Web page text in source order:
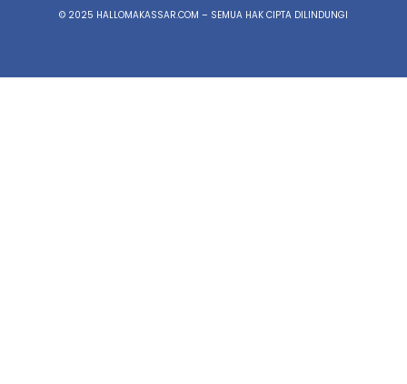
© 2025 HALLOMAKASSAR.COM – SEMUA HAK CIPTA DILINDUNGI